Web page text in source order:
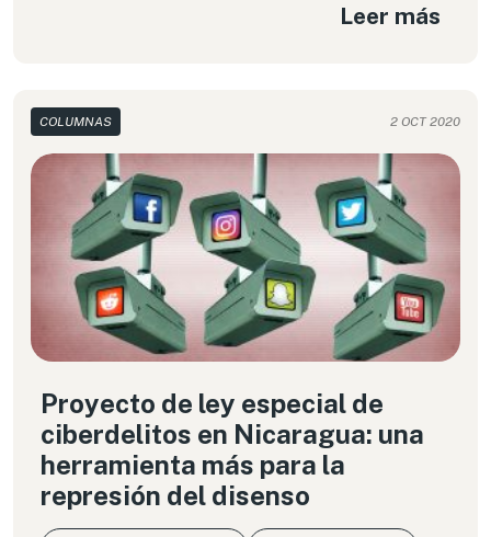
de la crisis del sistema tradicional de propiedad
Leer más
COLUMNAS 2 OCT 2020
Proyecto de ley especial de
ciberdelitos en Nicaragua: una
herramienta más para la
represión del disenso